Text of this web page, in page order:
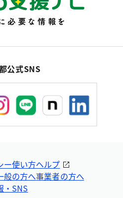
公式SNS
ー使い方ヘルプ
般の方へ事業者の方へ
・SNS